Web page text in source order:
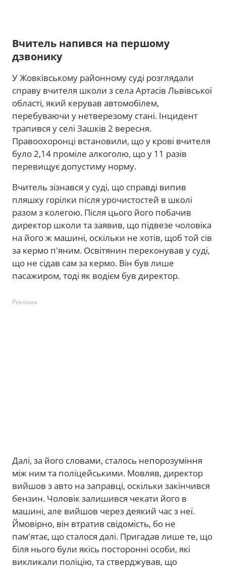
Вчитель напився на першому
дзвонику
У Жовківському районному суді розглядали
справу вчителя школи з села Артасів Львівської
області, який керував автомобілем,
перебуваючи у нетверезому стані. Інцидент
трапився у селі Зашків 2 вересня.
Правоохоронці встановили, що у крові вчителя
було 2,14 проміле алкоголю, що у 11 разів
перевищує допустиму норму.
Вчитель зізнався у суді, що справді випив
пляшку горілки після урочистостей в школі
разом з колегою. Після цього його побачив
директор школи та заявив, що підвезе чоловіка
на його ж машині, оскільки не хотів, щоб той сів
за кермо п'яним. Освітянин переконував у суді,
що не сідав сам за кермо. Він був лише
пасажиром, тоді як водієм був директор.
Реклама
Далі, за його словами, сталось непорозуміння
між ним та поліцейськими. Мовляв, директор
вийшов з авто на заправці, оскільки закінчився
бензин. Чоловік залишився чекати його в
машині, але вийшов через деякий час з неї.
Ймовірно, він втратив свідомість, бо не
пам'ятає, що сталося далі. Пригадав лише те, що
біля нього були якісь посторонні особи, які
викликали поліцію, та стверджував, що